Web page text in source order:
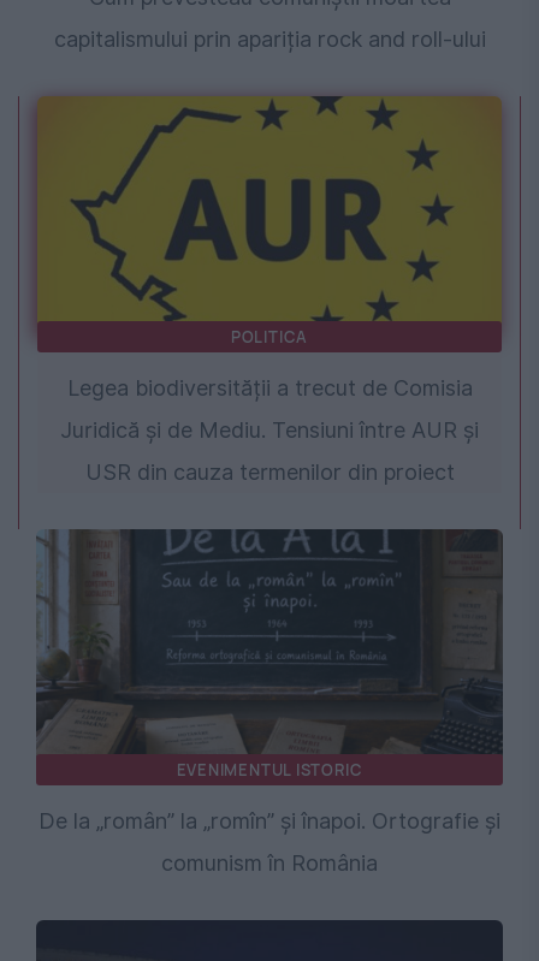
capitalismului prin apariția rock and roll-ului
POLITICA
Legea biodiversității a trecut de Comisia
Juridică și de Mediu. Tensiuni între AUR și
USR din cauza termenilor din proiect
EVENIMENTUL ISTORIC
De la „român” la „romîn” și înapoi. Ortografie și
comunism în România